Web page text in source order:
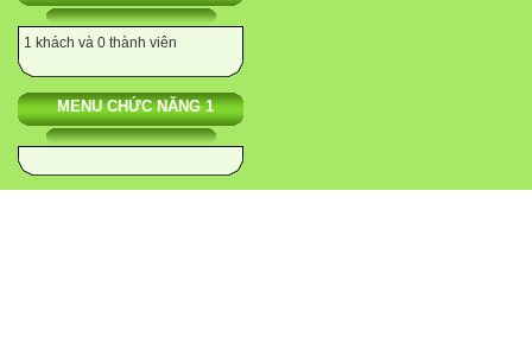
1 khách và 0 thành viên
MENU CHỨC NĂNG 1